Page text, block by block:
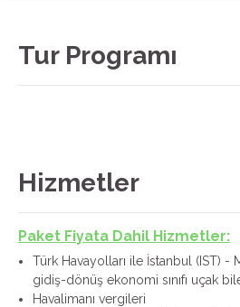
Tur Programı
Hizmetler
Paket Fiyata Dahil Hizmetler:
Türk Havayolları ile İstanbul (IST) -
gidiş-dönüş ekonomi sınıfı uçak
Havalimanı vergileri